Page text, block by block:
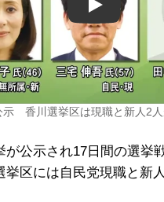
Play
示 香川選挙区は現職と新人2
公示され17日間の選挙
挙区には自民党現職と新